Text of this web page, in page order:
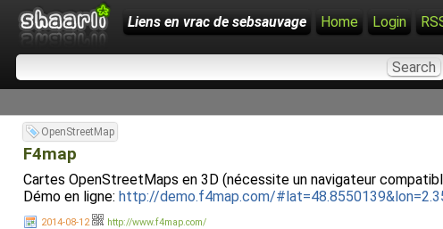
Liens en vrac de sebsauvage Home Login
OpenStreetMap
F4map
Cartes OpenStreetMaps en 3D (nécessite un navigateur
Démo en ligne: http://demo.f4map.com/
2014-08-12 http://www.f4map.com/